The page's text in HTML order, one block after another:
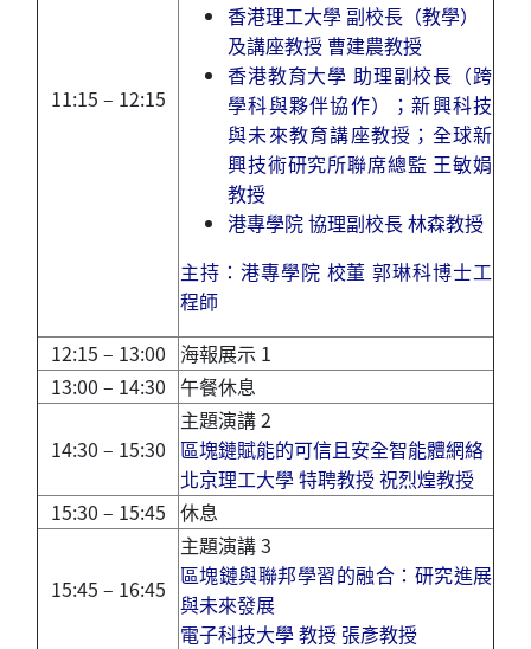
11:15 – 12:15
香港理工大學 副校長（教學）
及講座教授 曹建農教授
香港教育大學 助理副校長（跨
學科與夥伴協作）；新興科技
與未來教育講座教授；全球新
興技術研究所聯席總監 王敏娟
教授
港專學院 協理副校長 林森教授
主持： 港專學院 校董郭琳科博士工
程師
12:15 – 13:00 海報展示 1
13:00 – 14:30 午餐休息
14:30 – 15:30
主題演講 2
區塊鏈賦能的可信且安全智能體網絡
北京理工大學 特聘教授 祝烈煌教授
15:30 – 15:45 休息
15:45 – 16:45
主題演講 3
區塊鏈與聯邦學習的融合：研究進展
與未來發展
電子科技大學 教授 張彥教授